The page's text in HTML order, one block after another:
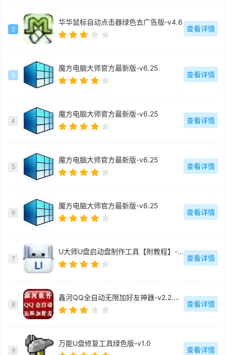
2
华华鼠标自动点击器绿色去广告版-v4.6
查看详情
3
魔方电脑大师官方最新版-v6.25
查看详情
4
魔方电脑大师官方最新版-v6.25
查看详情
5
魔方电脑大师官方最新版-v6.25
查看详情
6
魔方电脑大师官方最新版-v6.25
查看详情
7
U大师U盘启动盘制作工具【附教程】-v【】
查看详情
8
鑫河QQ全自动无限加好友神器-v2.2.3.6
查看详情
9
万能U盘修复工具绿色版-v1.0
查看详情